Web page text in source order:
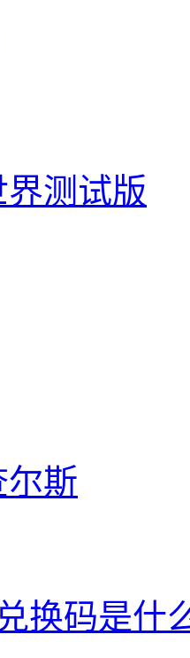
测试版
尔斯
换码是什